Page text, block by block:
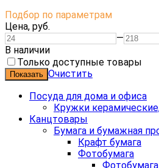
Подбор по параметрам
Цена, руб.
—
В наличии
Только доступные товары
Очистить
Посуда для дома и офиса
Кружки
Канцтовары
Бумага и бумажная
Крафт бумага
Фотобумага